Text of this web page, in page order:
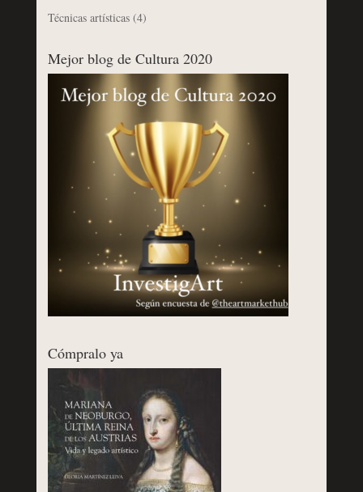
Técnicas artísticas(4)
Mejor blog de Cultura 2020
Cómpralo ya